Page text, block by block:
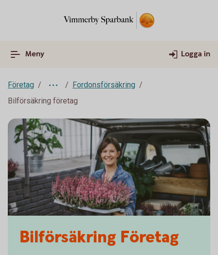
Meny Logga in
Företag
Fordonsförsäkring
Bilförsäkring företag
Bilförsäkring Företag